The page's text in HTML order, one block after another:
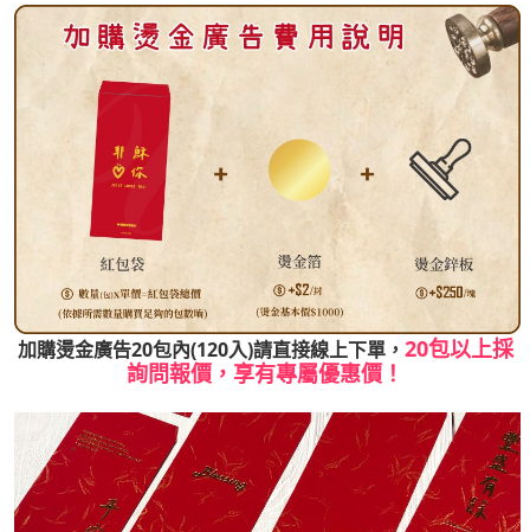
加購燙金廣告20包內(120入)請直接線上下單， 20包以上採
詢問報價，享有專屬優惠價！